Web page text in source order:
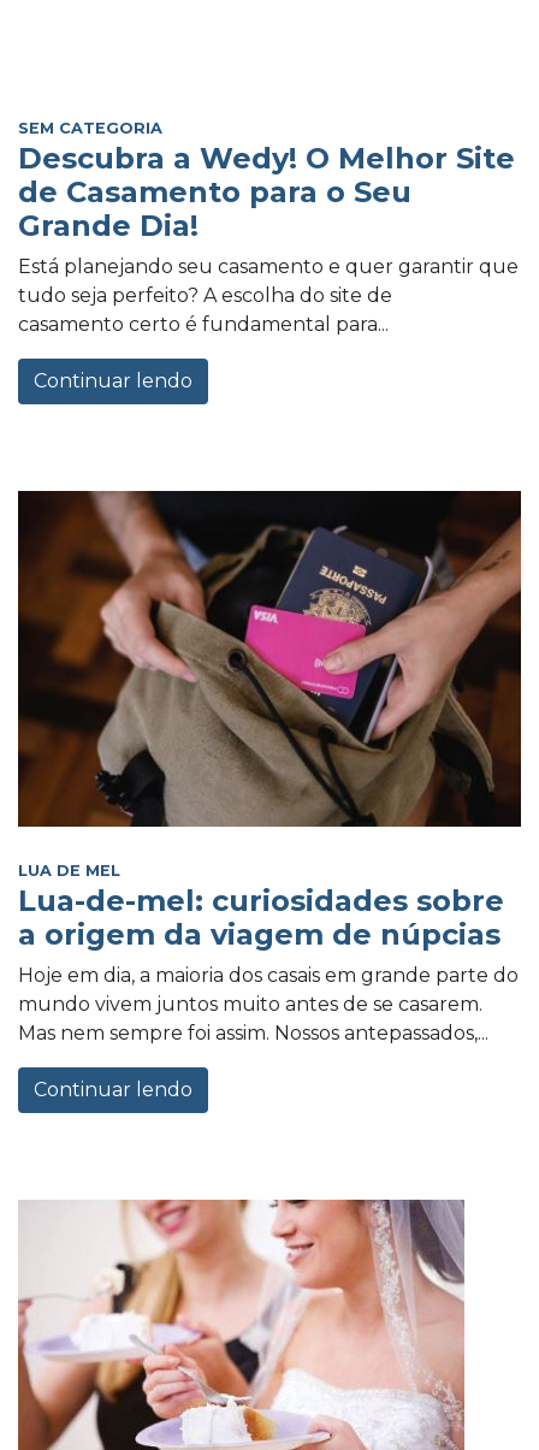
SEM CATEGORIA
Descubra a Wedy! O Melhor Site
de Casamento para o Seu
Grande Dia!
Está planejando seu casamento e quer garantir que
tudo seja perfeito? A escolha do site de
casamento certo é fundamental para...
Continuar lendo
LUA DE MEL
Lua-de-mel: curiosidades sobre
a origem da viagem de núpcias
Hoje em dia, a maioria dos casais em grande parte do
mundo vivem juntos muito antes de se casarem.
Mas nem sempre foi assim. Nossos antepassados,...
Continuar lendo